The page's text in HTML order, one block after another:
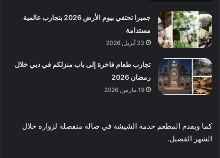
جميرا تحتفي بيوم الأرض 2026 بتجارب عالمية
مستدامة
23 أبريل, 2026
تجارب طعام فاخرة إلى باب منزلكم في دبي خلال
رمضان 2026
19 مارس, 2026
كما ويقدم المطعم خدمة الشيشة في صالة منفصلة لزواره خلال
الشهر الفضيل.